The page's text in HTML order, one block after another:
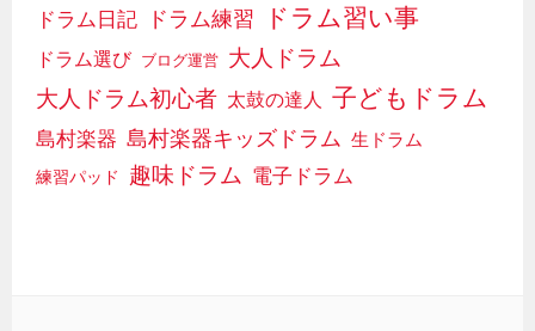
ドラム日記 ドラム練習 ドラム習い事
ドラム選び ブログ運営 大人ドラム
大人ドラム初心者 太鼓の達人 子どもドラム
島村楽器 島村楽器キッズドラム 生ドラム
練習パッド 趣味ドラム 電子ドラム